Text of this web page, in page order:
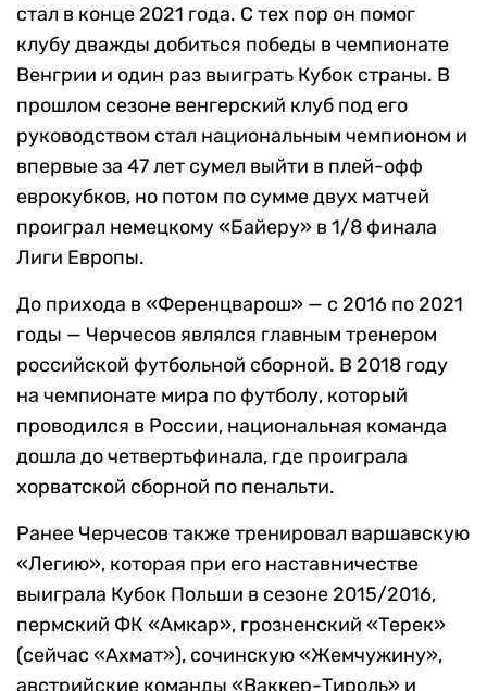
стал в конце 2021 года. С тех пор он помог
клубу дважды добиться победы в чемпионате
Венгрии и один раз выиграть Кубок страны. В
прошлом сезоне венгерский клуб под его
руководством стал национальным чемпионом и
впервые за 47 лет сумел выйти в плей-офф
еврокубков, но потом по сумме двух матчей
проиграл немецкому «Байеру» в 1/8 финала
Лиги Европы.
До прихода в «Ференцварош» — с 2016 по 2021
годы — Черчесов являлся главным тренером
российской футбольной сборной. В 2018 году
на чемпионате мира по футболу, который
проводился в России, национальная команда
дошла до четвертьфинала, где проиграла
хорватской сборной по пенальти.
Ранее Черчесов также тренировал варшавскую
«Легию», которая при его наставничестве
выиграла Кубок Польши в сезоне 2015/2016,
пермский ФК «Амкар», грозненский «Терек»
(сейчас «Ахмат»), сочинскую «Жемчужину»,
австрийские команды «Ваккер-Тироль» и